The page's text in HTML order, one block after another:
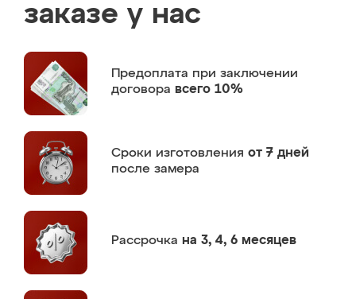
заказе у нас
Предоплата при заключении
договора всего 10%
Сроки изготовления от 7 дней
после замера
Рассрочка на 3, 4, 6 месяцев